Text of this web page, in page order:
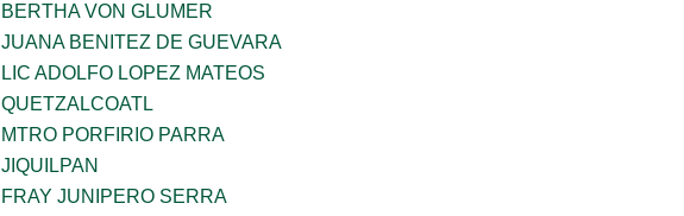
BERTHA VON GLUMER
JUANA BENITEZ DE GUEVARA
LIC ADOLFO LOPEZ MATEOS
QUETZALCOATL
MTRO PORFIRIO PARRA
JIQUILPAN
FRAY JUNIPERO SERRA